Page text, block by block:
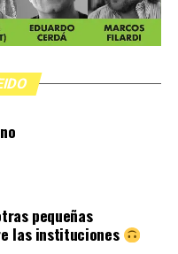
pequeñas
las instituciones